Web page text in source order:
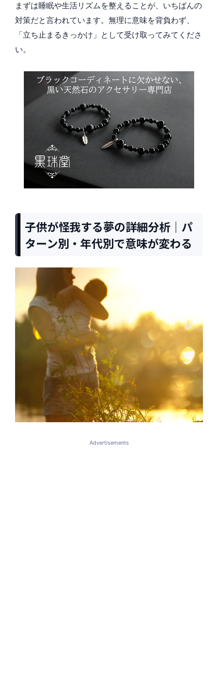
まずは睡眠や生活リズムを整えることが、いちばんの
対策だと言われています。無理に意味を背負わず、
「立ち止まるきっかけ」として受け取ってみてくださ
い。
子供が怪我する夢の詳細分析｜パ
ターン別・年代別で意味が変わる
Advertisements